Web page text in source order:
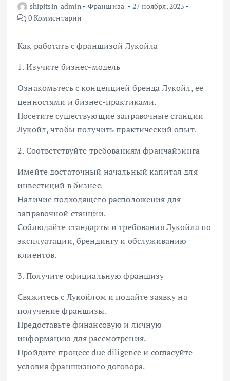
shipitsin_admin Франшиза
27 ноября, 2023
0 Комментарии
Как работать с франшизой Лукойла
1. Изучите бизнес-модель
Ознакомьтесь с концепцией бренда Лукойл, ее
ценностями и бизнес-практиками.
Посетите существующие заправочные станции
Лукойл, чтобы получить практический опыт.
2. Соответствуйте требованиям франчайзинга
Имейте достаточный начальный капитал для
инвестиций в бизнес.
Наличие подходящего расположения для
заправочной станции.
Соблюдайте стандарты и требования Лукойла по
эксплуатации, брендингу и обслуживанию
клиентов.
3. Получите официальную франшизу
Свяжитесь с Лукойлом и подайте заявку на
получение франшизы.
Предоставьте финансовую и личную
информацию для рассмотрения.
Пройдите процесс due diligence и согласуйте
условия франшизного договора.